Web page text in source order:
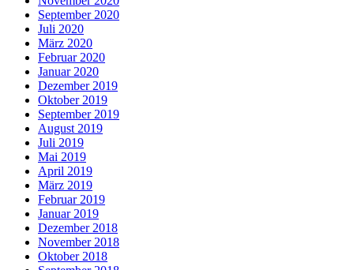
September 2020
Juli 2020
März 2020
Februar 2020
Januar 2020
Dezember 2019
Oktober 2019
September 2019
August 2019
Juli 2019
Mai 2019
April 2019
März 2019
Februar 2019
Januar 2019
Dezember 2018
November 2018
Oktober 2018